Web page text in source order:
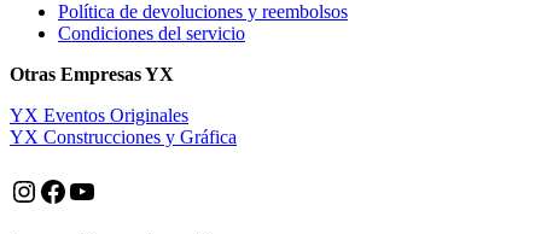
Política de devoluciones y reembolsos
Condiciones del servicio
Otras Empresas YX
YX Eventos Originales
YX Construcciones y Gráfica
Instagram
Facebook
YouTube